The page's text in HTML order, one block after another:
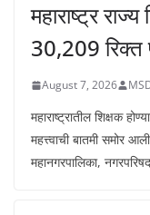
महाराष्ट्र
30,209
August 7, 2026
महाराष्ट्रातील शिक्षक
महत्त्वाची बातमी समोर
महानगरपालिका,